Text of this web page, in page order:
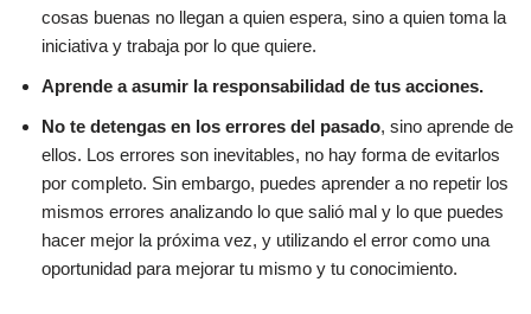
cosas buenas no llegan a quien espera, sino a quien toma la
iniciativa y trabaja por lo que quiere.
Aprende a asumir la responsabilidad de tus acciones.
No te detengas en los errores del pasado, sino aprende de
ellos. Los errores son inevitables, no hay forma de evitarlos
por completo. Sin embargo, puedes aprender a no repetir los
mismos errores analizando lo que salió mal y lo que puedes
hacer mejor la próxima vez, y utilizando el error como una
oportunidad para mejorar tu mismo y tu conocimiento.